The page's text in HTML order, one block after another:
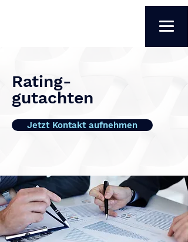
Rating-
gutachten
Jetzt Kontakt aufnehmen